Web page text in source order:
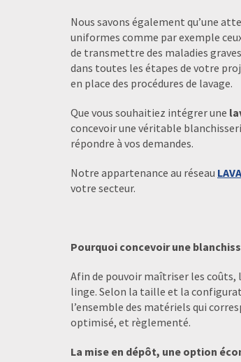
Nous savons également qu’une
uniformes comme par exemple
de transmettre des maladies
dans toutes les étapes de votre
en place des procédures de lavage.
Que vous souhaitiez intégrer une
concevoir une véritable
répondre à vos demandes.
Notre appartenance au réseau
votre secteur.
Pourquoi concevoir une
Afin de pouvoir maîtriser les
linge. Selon la taille et la
l’ensemble des matériels qui
optimisé, et règlementé.
La mise en dépôt, une option